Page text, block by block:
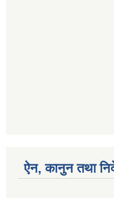
ऐन, कानुन तथा